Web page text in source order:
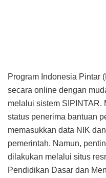
Program Indonesia Pintar
secara online dengan
melalui sistem SIPINTAR.
status penerima bantuan
memasukkan data NIK
pemerintah. Namun,
dilakukan melalui situs
Pendidikan Dasar dan